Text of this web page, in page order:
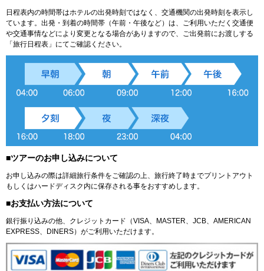
日程表内の時間帯はホテルの出発時刻ではなく、交通機関の出発時刻を表示し
ています。出発・到着の時間帯（午前・午後など）は、ご利用いただく交通便
や交通事情などにより変更となる場合がありますので、ご出発前にお渡しする
「旅行日程表」にてご確認ください。
■ツアーのお申し込みについて
お申し込みの際は詳細旅行条件をご確認の上、旅行終了時までプリントアウト
もしくはハードディスク内に保存される事をおすすめします。
■お支払い方法について
銀行振り込みの他、クレジットカード（VISA、MASTER、JCB、AMERICAN
EXPRESS、DINERS）がご利用いただけます。